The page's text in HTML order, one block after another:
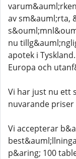
av sm&auml;rta,
nu
apotek i
Europa och
Vi har just nu ett
nuvarande
Vi accepterar
p&aring; 100